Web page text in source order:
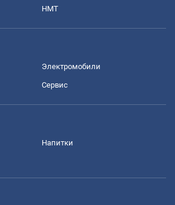
НМТ
Электромобили
Сервис
Напитки